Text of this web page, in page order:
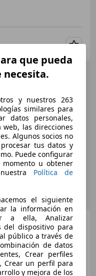
Megane E-Tech
Standard Charge EV40
que pueda
necesita.
y nuestros 263
similares para
datos personales,
las direcciones
Algunos socios no
tus datos y
Puede configurar
u obtener
Política de
el siguiente
la información en
a ella, Analizar
del dispositivo para
público a través de
de datos
Crear perfiles
Crear un perfil para
y mejora de los